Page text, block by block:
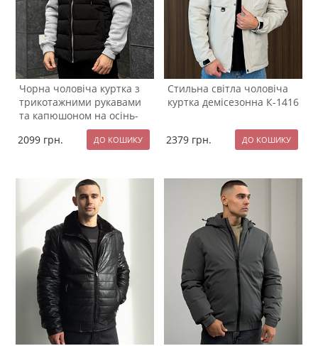
Чорна чоловіча куртка з
трикотажними рукавами
та капюшоном на осінь-
2099 грн.
Стильна світла чоловіча
куртка демісезонна К-1416
2379 грн.